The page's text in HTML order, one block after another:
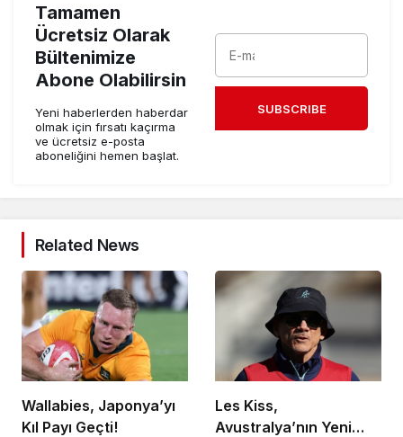
Tamamen
Ücretsiz Olarak
Bültenimize
Abone Olabilirsin
Yeni haberlerden haberdar
olmak için fırsatı kaçırma
ve ücretsiz e-posta
aboneliğini hemen başlat.
SUBSCRIBE
Related News
Wallabies, Japonya’yı
Kıl Payı Geçti!
Les Kiss,
Avustralya’nın Yeni